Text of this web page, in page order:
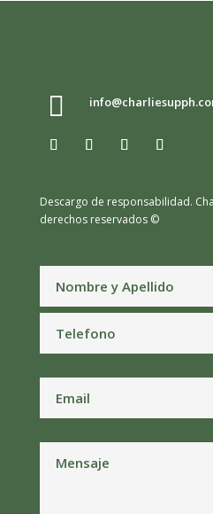

Descargo de responsabilidad.
derechos reservados ©